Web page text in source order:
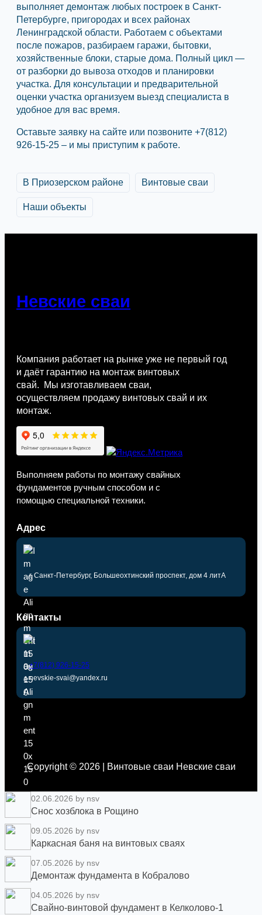
выполняет демонтаж любых построек в Санкт-
Петербурге, пригородах и всех районах
Ленинградской области. Работаем с объектами
после пожаров, разбираем гаражи, бытовки,
хозяйственные блоки, старые дома. Полный цикл —
от разборки до вывоза отходов и планировки
участка. Для консультации и предварительной
оценки участка организуем выезд специалиста в
удобное для вас время.
Оставьте заявку на сайте или позвоните +7(812)
926-15-25 – и мы приступим к работе.
В Приозерском районе Винтовые сваи
Наши объекты
Невские сваи
Компания работает на рынке уже не первый год
и даёт гарантию на монтаж винтовых
свай. Мы изготавливаем сваи,
осуществляем продажу винтовых свай и их
монтаж.
Выполняем работы по монтажу свайных
фундаментов ручным способом и с
помощью специальной техники.
Адрес
г. Санкт-Петербург, Большеохтинский проспект, дом 4 литА
Контакты
+7(812) 926-15-25
nevskie-svai@yandex.ru
Copyright © 2026 | Винтовые сваи Невские сваи
02.06.2026 by nsv
Снос хозблока в Рощино
09.05.2026 by nsv
Каркасная баня на винтовых сваях
07.05.2026 by nsv
Демонтаж фундамента в Кобралово
04.05.2026 by nsv
Свайно-винтовой фундамент в Келколово-1